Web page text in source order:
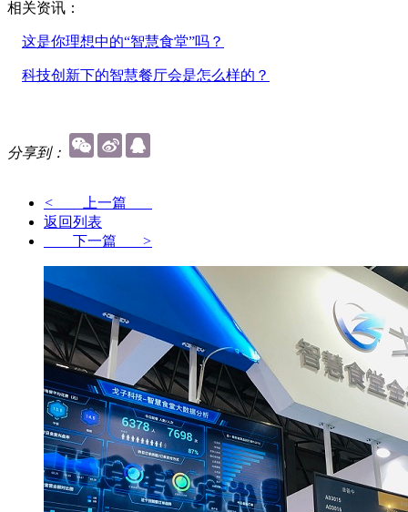
相关资讯：
这是你理想中的“智慧食堂”吗？
科技创新下的智慧餐厅会是怎么样的？
分享到：
< 上一篇
返回列表
下一篇 >